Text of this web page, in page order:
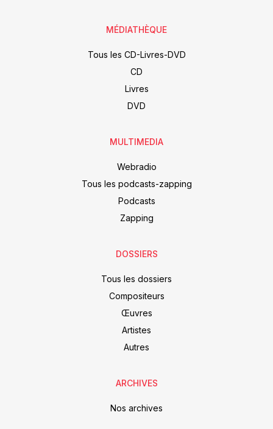
MÉDIATHÈQUE
Tous les CD-Livres-DVD
CD
Livres
DVD
MULTIMEDIA
Webradio
Tous les podcasts-zapping
Podcasts
Zapping
DOSSIERS
Tous les dossiers
Compositeurs
Œuvres
Artistes
Autres
ARCHIVES
Nos archives